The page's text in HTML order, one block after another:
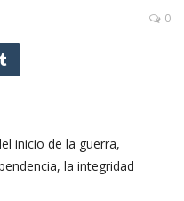
0
inicio de la guerra,
la integridad